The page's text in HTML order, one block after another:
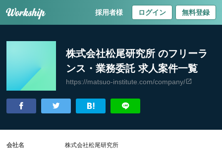
採用者様 ログイン 無料登録
株式会社松尾研究所 のフリーラ
ンス・業務委託 求人案件一覧
https://matsuo-institute.com/company/
会社名 株式会社松尾研究所